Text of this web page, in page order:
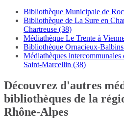
Bibliothèque Municipale de
Bibliothèque de La Sure en
Chartreuse (38)
Médiathèque Le Trente à
Bibliothèque Ornacieux-
Médiathèques
Saint-Marcellin (38)
Découvrez d'autres
bibliothèques de la
Rhône-Alpes